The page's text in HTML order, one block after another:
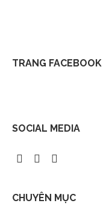
TRANG FACEBOOK
SOCIAL MEDIA
CHUYÊN MỤC